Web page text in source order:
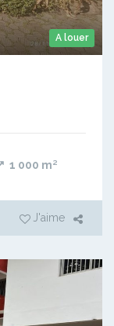
A louer
1 000 m²
J'aime